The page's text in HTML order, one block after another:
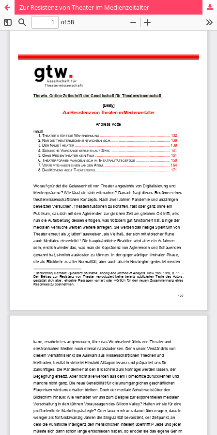
Zur Resistenz von Theater im Medienzeitalter